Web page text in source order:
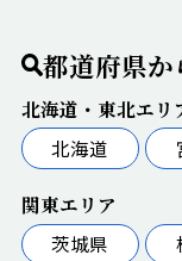
都道府県か
北海道・東北エリ
北海道
関東エリア
茨城県